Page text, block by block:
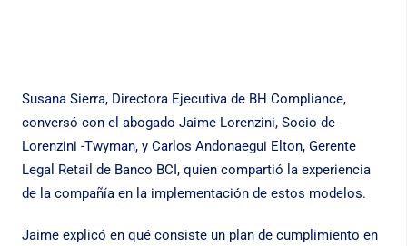
Susana Sierra, Directora Ejecutiva de BH Compliance,
conversó con el abogado Jaime Lorenzini, Socio de
Lorenzini -Twyman, y Carlos Andonaegui Elton, Gerente
Legal Retail de Banco BCI, quien compartió la experiencia
de la compañía en la implementación de estos modelos.
Jaime explicó en qué consiste un plan de cumplimiento en